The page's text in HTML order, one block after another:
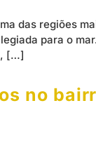
das regiões
para o
[…]
no